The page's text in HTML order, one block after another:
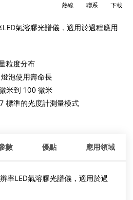
熱線 聯系 下載
氣溶膠光譜儀，適用於過程應用
粒度分布
泡使用壽命長
米到 100 微米
準的光度計測量模式
數 優點 應用領域
率LED氣溶膠光譜儀，適用於過